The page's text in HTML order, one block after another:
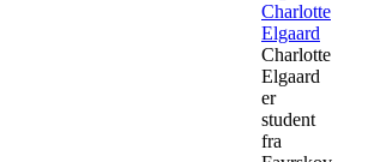
Charlotte
Elgaard
Charlotte
Elgaard
er
student
fra